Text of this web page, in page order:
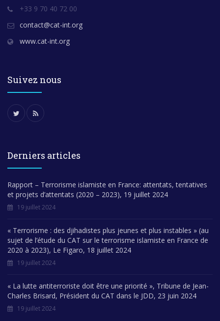
+33 9 70 40 72 00
contact@cat-int.org
www.cat-int.org
Suivez nous
Derniers articles
Rapport – Terrorisme islamiste en France: attentats, tentatives
et projets d’attentats (2020 – 2023), 19 juillet 2024
19 juillet 2024
« Terrorisme : des djihadistes plus jeunes et plus instables » (au
sujet de l’étude du CAT sur le terrorisme islamiste en France de
2020 à 2023), Le Figaro, 18 juillet 2024
19 juillet 2024
« La lutte antiterroriste doit être une priorité », Tribune de Jean-
Charles Brisard, Président du CAT dans le JDD, 23 juin 2024
19 juillet 2024